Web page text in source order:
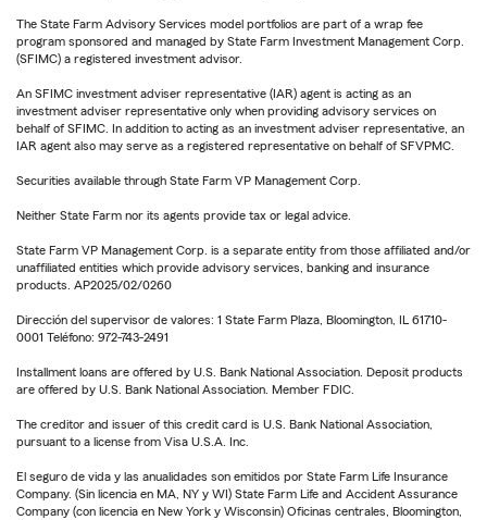
The State Farm Advisory Services model portfolios are part of a wrap fee
program sponsored and managed by State Farm Investment Management Corp.
(SFIMC) a registered investment advisor.
An SFIMC investment adviser representative (IAR) agent is acting as an
investment adviser representative only when providing advisory services on
behalf of SFIMC. In addition to acting as an investment adviser representative, an
IAR agent also may serve as a registered representative on behalf of SFVPMC.
Securities available through State Farm VP Management Corp.
Neither State Farm nor its agents provide tax or legal advice.
State Farm VP Management Corp. is a separate entity from those affiliated and/or
unaffiliated entities which provide advisory services, banking and insurance
products. AP2025/02/0260
Dirección del supervisor de valores: 1 State Farm Plaza, Bloomington, IL 61710-
0001 Teléfono: 972-743-2491
Installment loans are offered by U.S. Bank National Association. Deposit products
are offered by U.S. Bank National Association. Member FDIC.
The creditor and issuer of this credit card is U.S. Bank National Association,
pursuant to a license from Visa U.S.A. Inc.
El seguro de vida y las anualidades son emitidos por State Farm Life Insurance
Company. (Sin licencia en MA, NY y WI) State Farm Life and Accident Assurance
Company (con licencia en New York y Wisconsin) Oficinas centrales, Bloomington,